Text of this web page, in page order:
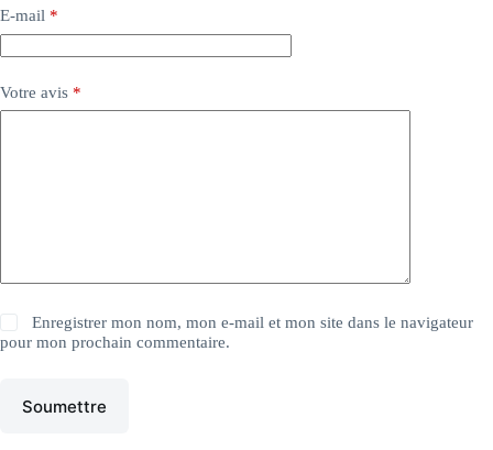
E-mail *
Votre avis *
Enregistrer mon nom, mon e-mail et mon site dans le navigateur
pour mon prochain commentaire.
Soumettre